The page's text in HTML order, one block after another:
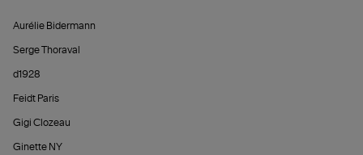
Aurélie Bidermann
Serge Thoraval
d1928
Feidt Paris
Gigi Clozeau
Ginette NY